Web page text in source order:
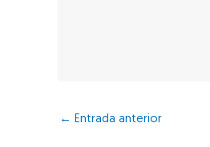
← Entrada anterior